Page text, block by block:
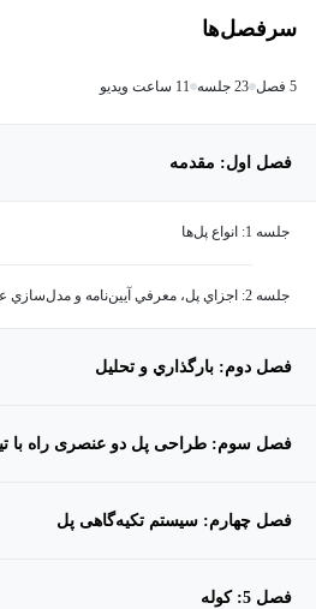
سرفصل‌ها
5 فصل 23 جلسه 11 ساعت ویدیو
فصل اول: مقدمه
جلسه 1: انواع پل‌ها
جلسه 2: اجزاي پل، معرفي آيين‌نامه و مدل‌سازي عددي
فصل دوم: بارگذاري و تحليل
فصل سوم: طراحی پل دو عنصری راه با
فصل چهارم: سیستم تکیه‌گاهی پل
فصل 5: کوله